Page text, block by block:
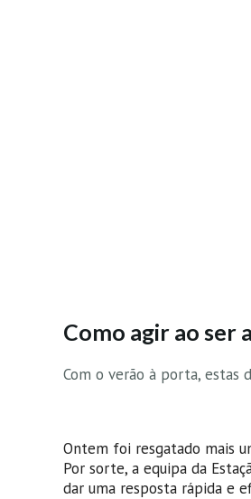
Como agir ao ser
Com o verão à porta, estas
Ontem foi resgatado mais
Por sorte, a equipa da
dar uma resposta rápida e